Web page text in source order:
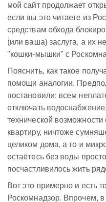
мой сайт продолжает
если вы это читаете из
средствам обхода
(или ваша) заслуга, а их
"кошки-мышки" с
Пояснить, как такое
помощи аналогии.
постановили: всем
отключать
технической возможности
квартиру, ничтоже
целиком дома, а то и
остаётесь без воды
посчастливилось жить
Вот это примерно и есть
Роскомнадзор. Впрочем,